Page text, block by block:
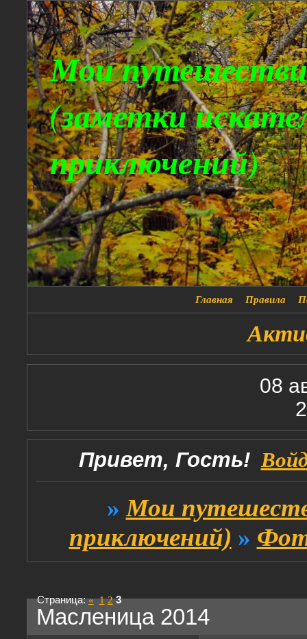
Мои
(заметки
приключений)
Главная Правила
08
Привет, Гость!
» Мои
приключений) »
Масленица 2014
Страница:« 1 2 3